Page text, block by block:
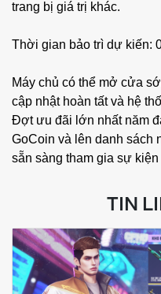
trang bị giá trị khác.
Thời gian bảo trì dự kiến:
Máy chủ có thể mở cửa
cập nhật hoàn tất và hệ
Đợt ưu đãi lớn nhất năm
GoCoin và lên danh sách
sẵn sàng tham gia sự
TIN